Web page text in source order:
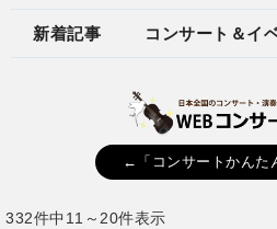
新着記事 コンサート＆イ
←「コンサートかんた
332件中11～20件表示